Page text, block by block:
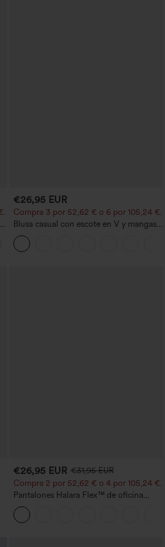
€26,95 EUR
Compra 3 por 52,62 € o 6 por 105,24 €.
Blusa casual con escote en V y mangas
cortas abullonadas
€26,95 EUR €31,95 EUR
Compra 2 por 52,62 € o 4 por 105,24 €.
Pantalones Halara Flex™ de oficina
anchos plisados de tiro alto con bolsillos
en tela tipo gofre